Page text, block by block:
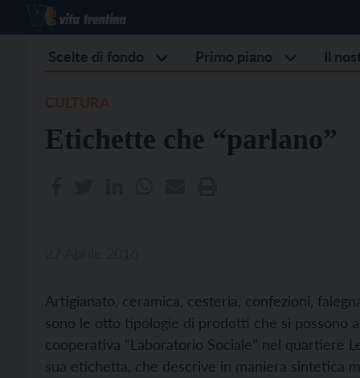
Scelte di fondo Primo piano Il
Etichette che “parlano”
Artigianato, ceramica, cesteria, confezioni,
sono le otto tipologie di prodotti che si possono
cooperativa “Laboratorio Sociale” nel quartiere
sua etichetta, che descrive in maniera sintetica